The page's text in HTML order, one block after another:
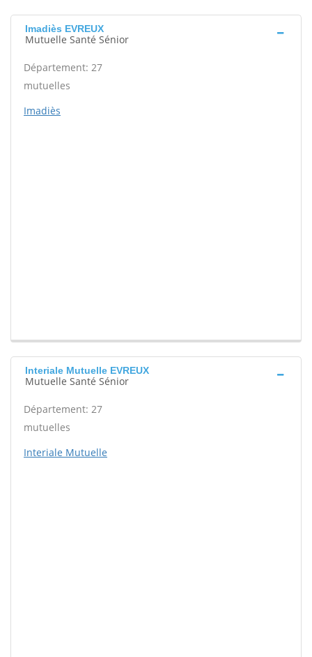
Imadiès EVREUX
Mutuelle Santé Sénior
Département: 27
mutuelles
Imadiès
Interiale Mutuelle EVREUX
Mutuelle Santé Sénior
Département: 27
mutuelles
Interiale Mutuelle